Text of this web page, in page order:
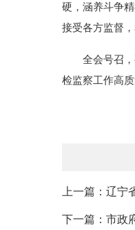
硬，涵养斗争
接受各方监督
全会号召
检监察工作高
上一篇：辽
下一篇：市政